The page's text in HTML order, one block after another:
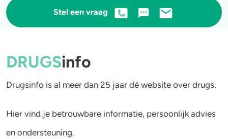
Stel een vraag
DRUGSinfo
Drugsinfo is al meer dan 25 jaar dé website over drugs.
Hier vind je betrouwbare informatie, persoonlijk advies
en ondersteuning.